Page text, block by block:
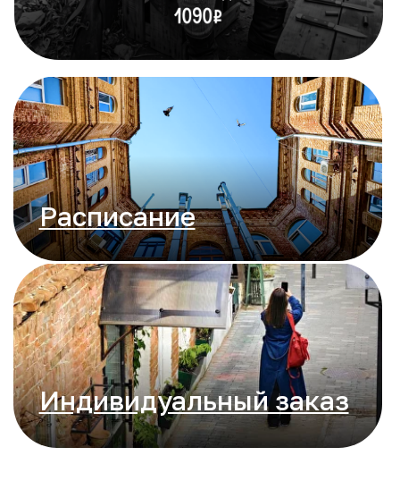
Расписание
Индивидуальный заказ
ПОДБОРКИ